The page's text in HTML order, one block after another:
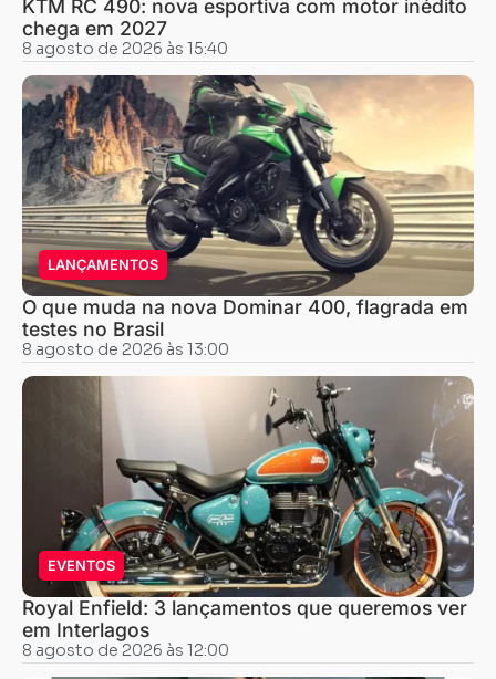
KTM RC 490: nova esportiva com motor inédito
chega em 2027
8 agosto de 2026 às 15:40
LANÇAMENTOS
O que muda na nova Dominar 400, flagrada em
testes no Brasil
8 agosto de 2026 às 13:00
EVENTOS
Royal Enfield: 3 lançamentos que queremos ver
em Interlagos
8 agosto de 2026 às 12:00